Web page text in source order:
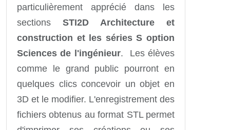
particulièrement apprécié dans les
sections STI2D Architecture et
construction et les séries S option
Sciences de l'ingénieur. Les élèves
comme le grand public pourront en
quelques clics concevoir un objet en
3D et le modifier. L'enregistrement des
fichiers obtenus au format STL permet